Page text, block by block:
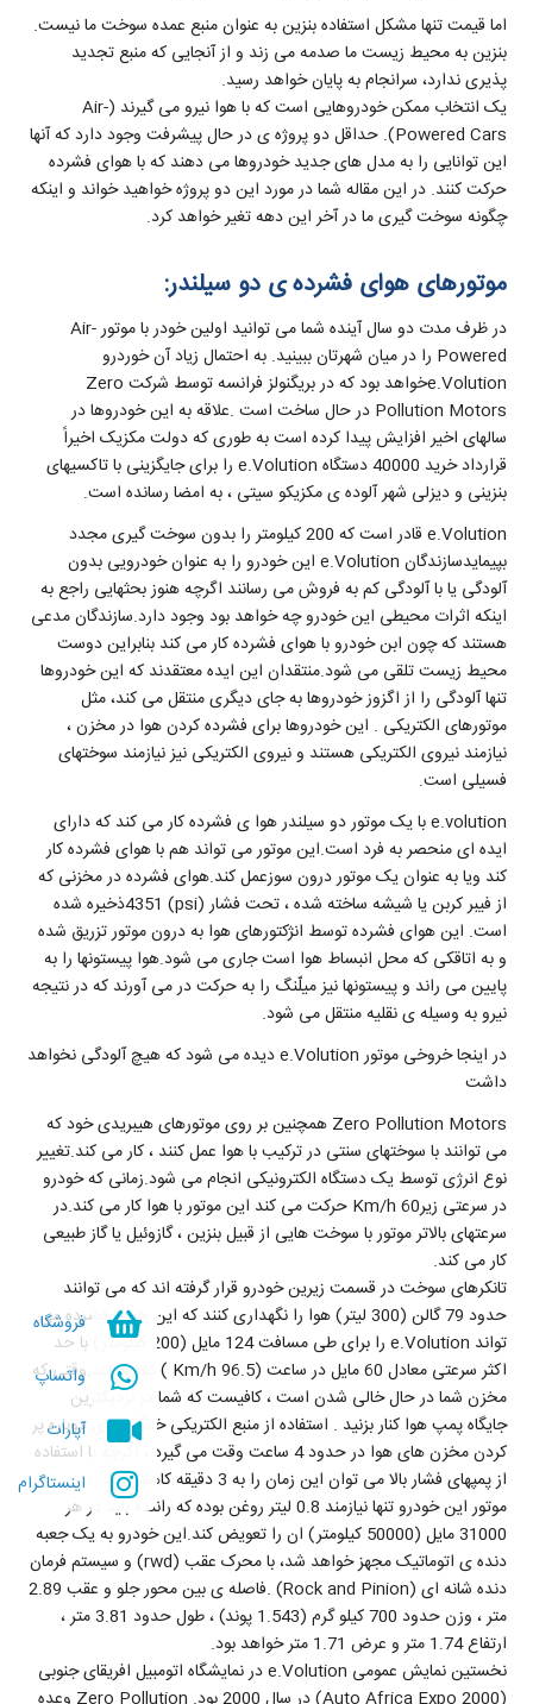
اما قیمت تنها مشکل استفاده بنزین به عنوان منبع عمده سوخت ما نیست.
بنزین به محیط زیست ما صدمه می زند و از آنجایی که منبع تجدید
پذیری ندارد، سرانجام به پایان خواهد رسید.
یک انتخاب ممکن خودروهایی است که با هوا نیرو می گیرند (Air-
Powered Cars). حداقل دو پروژه ی در حال پیشرفت وجود دارد که آنها
این توانایی را به مدل های جدید خودروها می دهند که با هوای فشرده
حرکت کنند. در این مقاله شما در مورد این دو پروژه خواهید خواند و اینکه
چگونه سوخت گیری ما در آخر این دهه تغیر خواهد کرد.
موتورهای هوای فشرده ی دو سیلندر:
در ظرف مدت دو سال آینده شما می توانید اولین خودر با موتور Air-
Powered را در میان شهرتان ببینید. به احتمال زیاد آن خوردرو
e.Volutionخواهد بود که در بریگنولز فرانسه توسط شرکت Zero
Pollution Motors در حال ساخت است .علاقه به این خودروها در
سالهای اخیر افزایش پیدا کرده است به طوری که دولت مکزیک اخیراً
قرارداد خرید 40000 دستگاه e.Volution را برای جایگزینی با تاکسیهای
بنزینی و دیزلی شهر آلوده ی مکزیکو سیتی ، به امضا رسانده است.
e.Volution قادر است که 200 کیلومتر را بدون سوخت گیری مجدد
بپیمایدسازندگان e.Volution این خودرو را به عنوان خودرویی بدون
آلودگی یا با آلودگی کم به فروش می رسانند اگرچه هنوز بحثهایی راجع به
اینکه اثرات محیطی این خودرو چه خواهد بود وجود دارد.سازندگان مدعی
هستند که چون ابن خودرو با هوای فشرده کار می کند بنابراین دوست
محیط زیست تلقی می شود.منتقدان این ایده معتقدند که این خودروها
تنها آلودگی را از اگزوز خودروها به جای دیگری منتقل می کند، مثل
موتورهای الکتریکی . این خودروها برای فشرده کردن هوا در مخزن ،
نیازمند نیروی الکتریکی هستند و نیروی الکتریکی نیز نیازمند سوختهای
فسیلی است.
e.volution با یک موتور دو سیلندر هوا ی فشرده کار می کند که دارای
ایده ای منحصر به فرد است.این موتور می تواند هم با هوای فشرده کار
کند ویا به عنوان یک موتور درون سوزعمل کند.هوای فشرده در مخزنی که
از فیبر کربن یا شیشه ساخته شده ، تحت فشار (psi) 4351ذخیره شده
است. این هوای فشرده توسط انژکتورهای هوا به درون موتور تزریق شده
و به اتاقکی که محل انبساط هوا است جاری می شود.هوا پیستونها را به
پایین می راند و پیستونها نیز میلّنگ را به حرکت در می آورند که در نتیجه
نیرو به وسیله ی نقلیه منتقل می شود.
در اینجا خروخی موتور e.Volution دیده می شود که هیچ آلودگی نخواهد
داشت
Zero Pollution Motors همچنین بر روی موتورهای هیبریدی خود که
می توانند با سوختهای سنتی در ترکیب با هوا عمل کنند ، کار می کند.تغییر
نوع انرژی توسط یک دستگاه الکترونیکی انجام می شود.زمانی که خودرو
در سرعتی زیرKm/h 60 حرکت می کند این موتور با هوا کار می کند.در
سرعتهای بالاتر موتور با سوخت هایی از قبیل بنزین ، گازوئیل یا گاز طبیعی
کار می کند.
تانکرهای سوخت در قسمت زیرین خودرو قرار گرفته اند که می توانند
حدود 79 گالن (300 لیتر) هوا را نگهداری کنند که این هوای فشرده می
تواند e.Volution را برای طی مسافت 124 مایل (200 کیلومتر) با حد
اکثر سرعتی معادل 60 مایل در ساعت (Km/h 96.5 ) تغذیه کند.وقتی که
مخزن شما در حال خالی شدن است ، کافیست که شما در نزدیکترین
جایگاه پمپ هوا کنار بزنید . استفاده از منبع الکتریکی خانگی برای دوباره پر
کردن مخزن های هوا در حدود 4 ساعت وقت می گیرد ، اگرچه با استفاده
از پمپهای فشار بالا می توان این زمان را به 3 دقیقه کاهش داد.
موتور این خودرو تنها نیازمند 0.8 لیتر روغن بوده که راننده باید در هر
31000 مایل (50000 کیلومتر) ان را تعویض کند.این خودرو به یک جعبه
دنده ی اتوماتیک مجهز خواهد شد، با محرک عقب (rwd) و سیستم فرمان
دنده شانه ای (Rock and Pinion) .فاصله ی بین محور جلو و عقب 2.89
متر ، وزن حدود 700 کیلو گرم (1.543 پوند) ، طول حدود 3.81 متر ،
ارتفاع 1.74 متر و عرض 1.71 متر خواهد بود.
نخستین نمایش عمومی e.Volution در نمایشگاه اتومبیل افریقای جنوبی
فروشگاه
واتساپ
آپارات
اینستاگرام